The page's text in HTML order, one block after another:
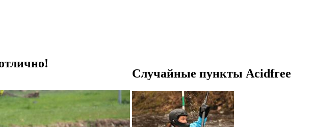
Случайные пункты Acidfree